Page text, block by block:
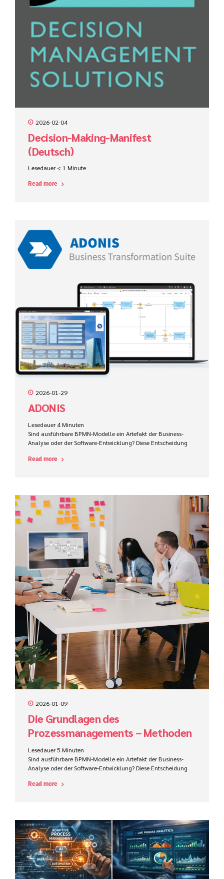
2026-02-04
Decision-Making-Manifest
(Deutsch)
Lesedauer < 1 Minute
Read more
2026-01-29
ADONIS
Lesedauer 4 Minuten
Sind ausführbare BPMN-Modelle ein Artefakt der Business-
Analyse oder der Software-Entwicklung? Diese Entscheidung
den Projekterfolg im ProCode-Bereich maßgeblich.
Read more
2026-01-09
Die Grundlagen des
Prozessmanagements – Methoden
zur effektiven Prozesserhebung
Lesedauer5 Minuten
Sind ausführbare BPMN-Modelle ein Artefakt der Business-
Analyse oder der Software-Entwicklung? Diese Entscheidung
den Projekterfolg im ProCode-Bereich maßgeblich.
Read more